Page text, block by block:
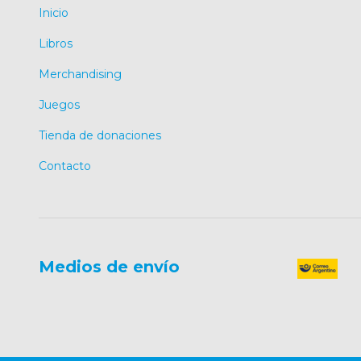
Inicio
Libros
Merchandising
Juegos
Tienda de donaciones
Contacto
Medios de envío